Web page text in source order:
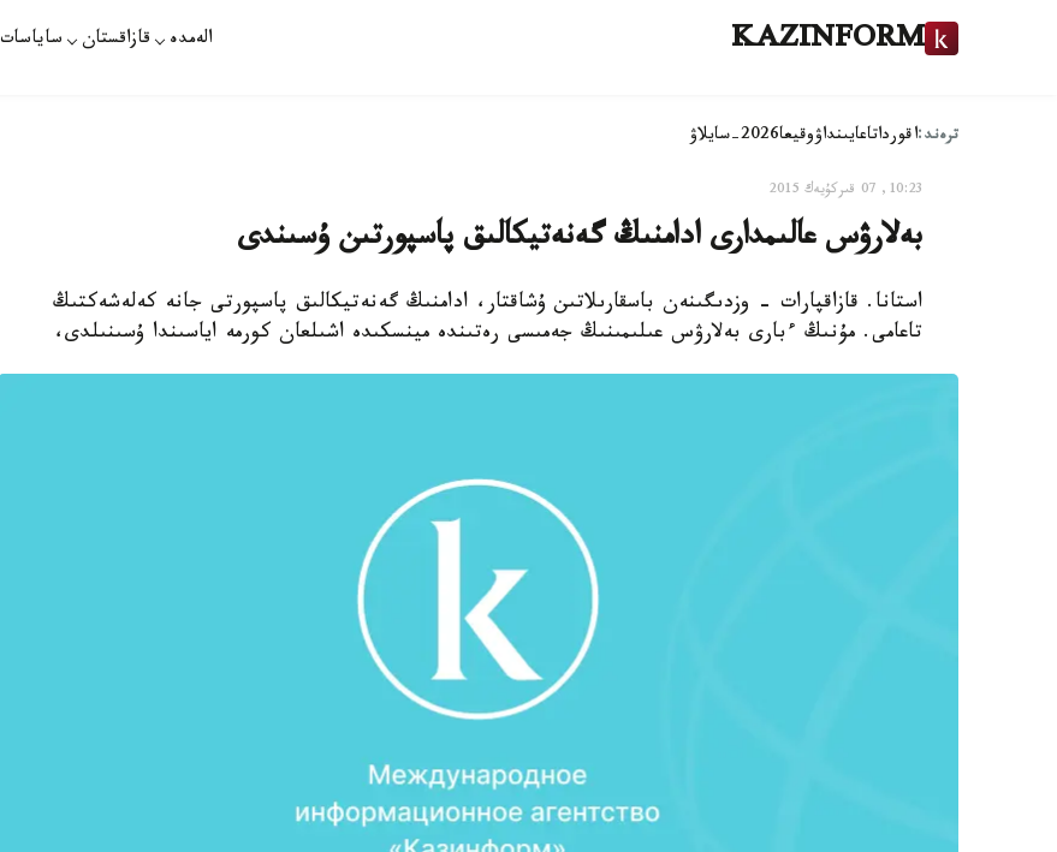
KAZINFORM الەمدە قازاقستان ساياسات
ترەند:اقورداتاعايىنداۋوقيعا2026-سايلاۋ
10:23, 07 قىركۇيەك 2015
بەلارۋس عالىمدارى ادامنىڭ گەنەتيكالىق پاسپورتىن ۇسىندى
استانا. قازاقپارات - وزدىگىنەن باسقارىلاتىن ۇشاقتار، ادامنىڭ گەنەتيكالىق پاسپورتى جانە كەلەشەكتىڭ
تاعامى. مۇنىڭ ءبارى بەلارۋس عىلىمىنىڭ جەمىسى رەتىندە مينسكىدە اشىلعان كورمە اياسىندا ۇسىنىلدى،